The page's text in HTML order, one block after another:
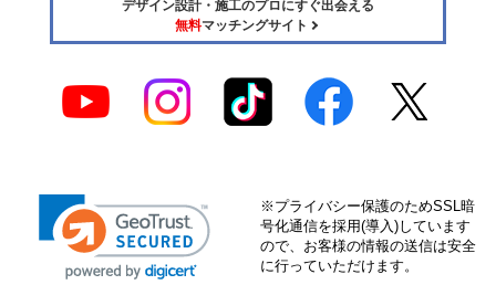
デザイン設計・施工のプロにすぐ出会える
無料マッチングサイト
※プライバシー保護のためSSL暗
号化通信を採用(導入)しています
ので、お客様の情報の送信は安全
に行っていただけます。